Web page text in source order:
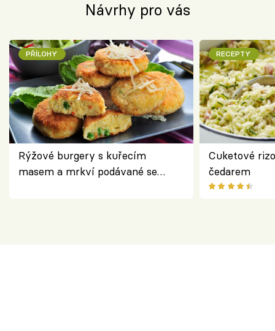
Návrhy pro vás
PŘÍLOHY
Rýžové burgery s kuřecím
masem a mrkví podávané se
RECEPTY
Cuketové
čedarem